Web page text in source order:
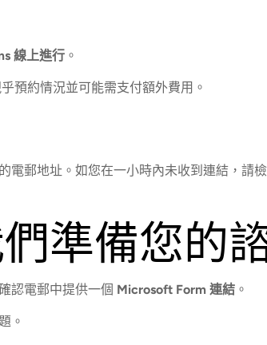
線上進行 。
乎預約情況並可能需支付額外費用。
電郵地址。如您在一小時內未收到連結，請
準備您的
認電郵中提供一個 Microsoft Form 連結 。
。